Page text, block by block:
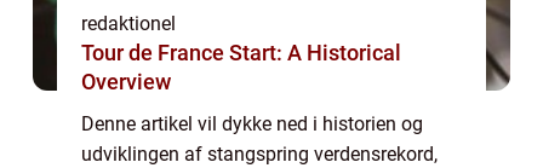
redaktionel
Tour de France Start: A Historical
Overview
Denne artikel vil dykke ned i historien og
udviklingen af stangspring verdensrekord,